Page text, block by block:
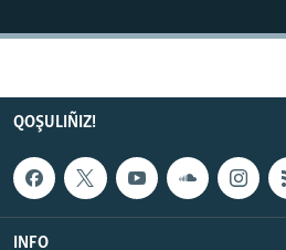
QOŞULIÑIZ!
INFO